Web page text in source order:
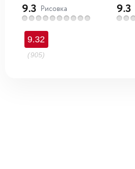
9.3 Рисовка 9.3
9.32
(905)